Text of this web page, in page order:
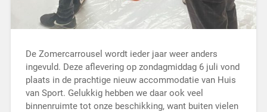
De Zomercarrousel wordt ieder jaar weer anders
ingevuld. Deze aflevering op zondagmiddag 6 juli vond
plaats in de prachtige nieuw accommodatie van Huis
van Sport. Gelukkig hebben we daar ook veel
binnenruimte tot onze beschikking, want buiten vielen